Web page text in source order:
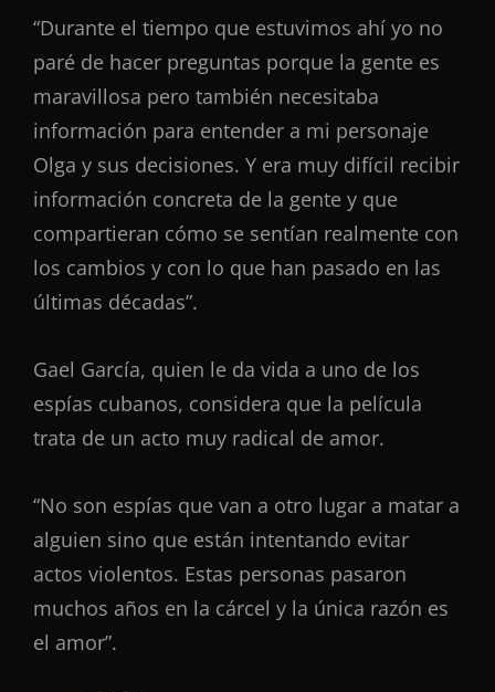
“Durante el tiempo que estuvimos ahí yo no
paré de hacer preguntas porque la gente es
maravillosa pero también necesitaba
información para entender a mi personaje
Olga y sus decisiones. Y era muy difícil recibir
información concreta de la gente y que
compartieran cómo se sentían realmente con
los cambios y con lo que han pasado en las
últimas décadas”.
Gael García, quien le da vida a uno de los
espías cubanos, considera que la película
trata de un acto muy radical de amor.
“No son espías que van a otro lugar a matar a
alguien sino que están intentando evitar
actos violentos. Estas personas pasaron
muchos años en la cárcel y la única razón es
el amor”.